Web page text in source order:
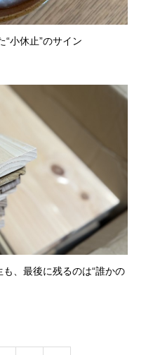
小休止”のサイン
も、最後に残るのは“誰かの